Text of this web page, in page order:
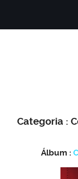
Categoria :
Álbum :